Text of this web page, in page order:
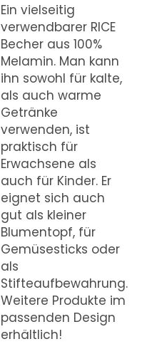
Ein vielseitig
verwendbarer RICE
Becher aus 100%
Melamin. Man kann
ihn sowohl für kalte,
als auch warme
Getränke
verwenden, ist
praktisch für
Erwachsene als
auch für Kinder. Er
eignet sich auch
gut als kleiner
Blumentopf, für
Gemüsesticks oder
als
Stifteaufbewahrung.
Weitere Produkte im
passenden Design
erhältlich!